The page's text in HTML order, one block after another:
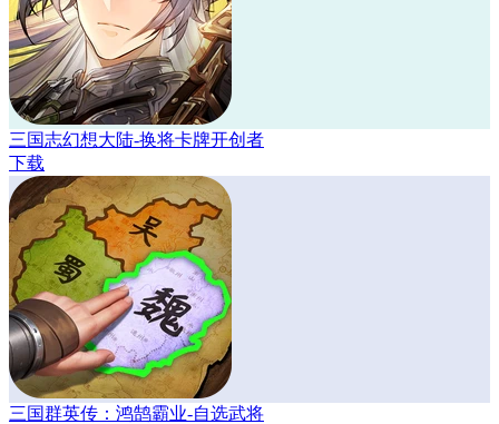
三国志幻想大陆-换将卡牌开创者
下载
三国群英传：鸿鹄霸业-自选武将